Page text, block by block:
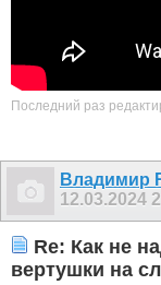
Последний раз
Владимир
12.03.2024
Re: Как не
вертушки на